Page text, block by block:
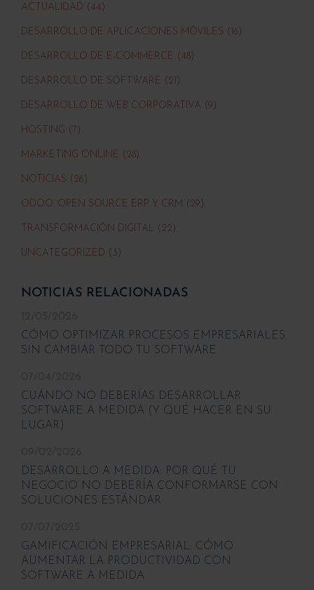
ACTUALIDAD (44)
DESARROLLO DE APLICACIONES MÓVILES (16)
DESARROLLO DE E-COMMERCE (48)
DESARROLLO DE SOFTWARE (21)
DESARROLLO DE WEB CORPORATIVA (9)
HOSTING (7)
MARKETING ONLINE (28)
NOTICIAS (26)
ODOO: OPEN SOURCE ERP Y CRM (29)
TRANSFORMACIÓN DIGITAL (22)
UNCATEGORIZED (3)
NOTICIAS RELACIONADAS
CÓMO OPTIMIZAR PROCESOS EMPRESARIALES
SIN CAMBIAR TODO TU SOFTWARE
CUÁNDO NO DEBERÍAS DESARROLLAR
SOFTWARE A MEDIDA (Y QUÉ HACER EN SU
LUGAR)
DESARROLLO A MEDIDA: POR QUÉ TU
NEGOCIO NO DEBERÍA CONFORMARSE CON
SOLUCIONES ESTÁNDAR
GAMIFICACIÓN EMPRESARIAL: CÓMO
AUMENTAR LA PRODUCTIVIDAD CON
SOFTWARE A MEDIDA